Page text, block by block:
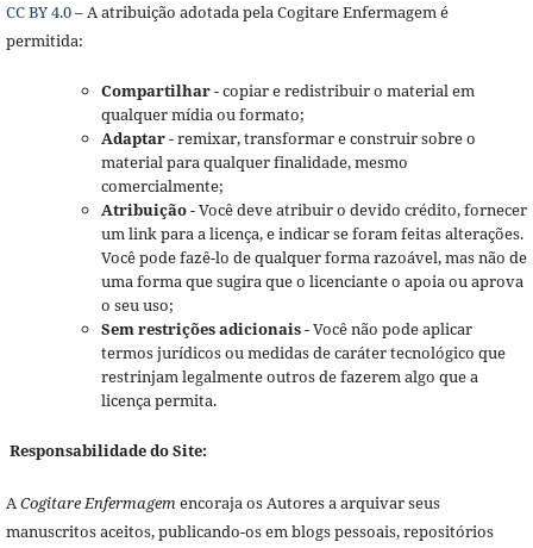
CC BY 4.0– A atribuição adotada pela Cogitare Enfermagem é
permitida:
Compartilhar- copiar e redistribuir o material em
qualquer mídia ou formato;
Adaptar- remixar, transformar e construir sobre o
material para qualquer finalidade, mesmo
comercialmente;
Atribuição- Você deve atribuir o devido crédito, fornecer
um link para a licença, e indicar se foram feitas alterações.
Você pode fazê-lo de qualquer forma razoável, mas não de
uma forma que sugira que o licenciante o apoia ou aprova
o seu uso;
Sem restrições adicionais- Você não pode aplicar
termos jurídicos ou medidas de caráter tecnológico que
restrinjam legalmente outros de fazerem algo que a
licença permita.
Responsabilidade do Site:
ACogitare Enfermagemencoraja os Autores a arquivar seus
manuscritos aceitos, publicando-os em blogs pessoais, repositórios